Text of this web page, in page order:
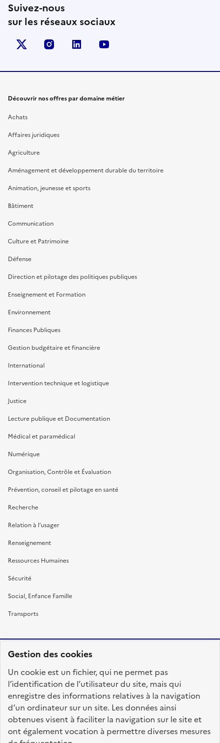
Gestion des cookies
Un cookie est un fichier, qui ne permet pas
l’identification de l’utilisateur du site, mais qui
enregistre des informations relatives à la navigation
d’un ordinateur sur un site. Les données ainsi
obtenues visent à faciliter la navigation sur le site et
ont également vocation à permettre diverses mesures
Suivez-nous
sur les réseaux sociaux
X (anciennement Twitter)
instagramlinkedin
Découvrir nos offres par domaine métier
Achats
Affaires juridiques
Agriculture
Aménagement et développement durable du territoire
Animation, jeunesse et sports
Bâtiment
Communication
Culture et Patrimoine
Défense
Direction et pilotage des politiques publiques
Enseignement et Formation
Environnement
Finances Publiques
Gestion budgétaire et financière
International
Intervention technique et logistique
Justice
Lecture publique et Documentation
Médical et paramédical
Numérique
Organisation, Contrôle et Évaluation
Prévention, conseil et pilotage en santé
Recherche
Relation à l’usager
Renseignement
Ressources Humaines
Sécurité
Social, Enfance Famille
Transports
FRANÇAISE
fonction-publique.gouv.fr
legifrance.gouv.fr